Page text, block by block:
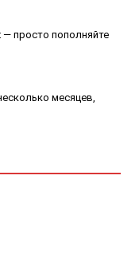
просто пополняйте
месяцев,